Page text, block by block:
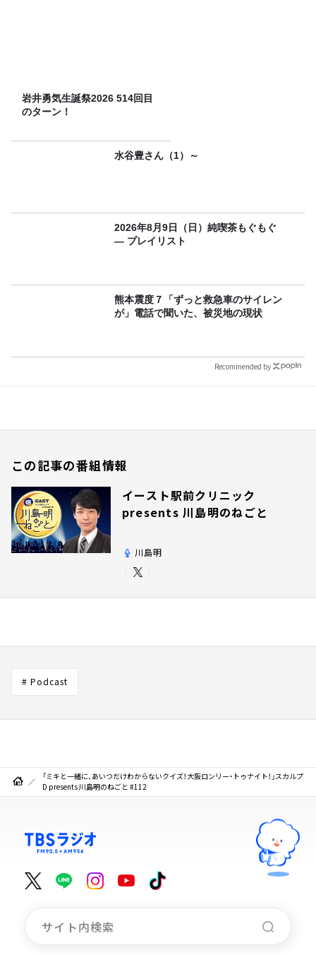
岩井勇気生誕祭2026 514回目
のターン！
水谷豊さん（1）～
2026年8月9日（日）純喫茶もぐもぐ
― プレイリスト
熊本震度７「ずっと救急車のサイレン
が」電話で聞いた、被災地の現状
Recommended by
この記事の番組情報
イースト駅前クリニック
presents 川島明のねごと
川島明
# Podcast
「ミキと一緒に、あいつだけわからないクイズ！大阪ロンリー・トゥナイト！」スカルプ
D presents 川島明のねごと #112